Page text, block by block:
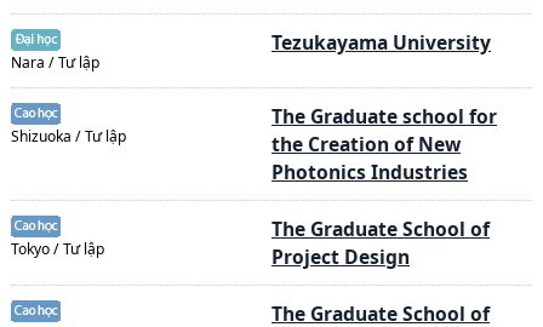
Nara / Tư lập
Tezukayama University
Shizuoka / Tư lập
The Graduate school for
the Creation of New
Photonics Industries
Tokyo / Tư lập
The Graduate School of
Project Design
The Graduate School of